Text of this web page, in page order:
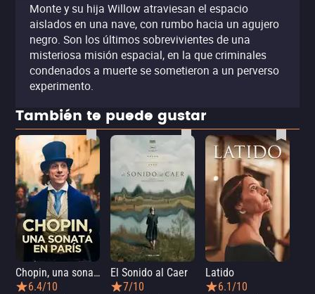
Monte y su hija Willow atraviesan el espacio
aislados en una nave, con rumbo hacia un agujero
negro. Son los últimos sobrevivientes de una
misteriosa misión espacial, en la que criminales
condenados a muerte se sometieron a un perverso
experimento.
También te puede gustar
Chopin, una sonata en París
6.4/10
El Sonido al Caer
7/10
Latido
6.1/10